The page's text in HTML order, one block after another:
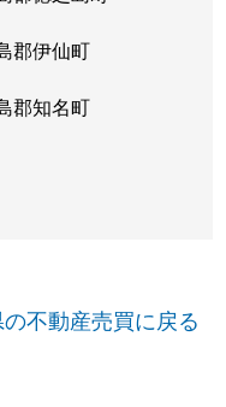
郡伊仙町
郡知名町
不動産売買に戻る